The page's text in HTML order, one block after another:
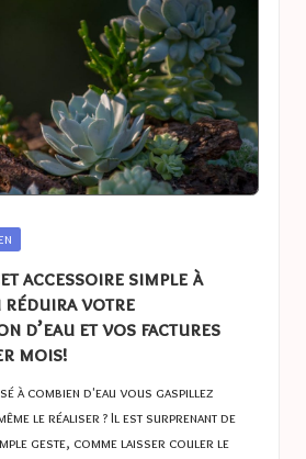
accessoire simple à
votre
d’eau et vos factures
mois!
à combien d'eau vous gaspillez
le réaliser ? Il est surprenant de
geste, comme laisser couler le